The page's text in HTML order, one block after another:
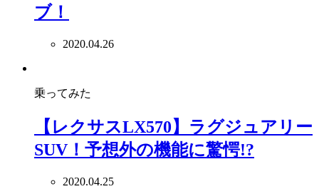
ブ！
2020.04.26
乗ってみた
【レクサスLX570】ラグジュアリー
SUV！予想外の機能に驚愕!?
2020.04.25